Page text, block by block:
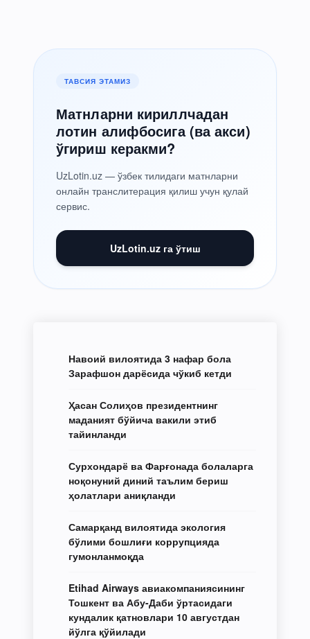
ТАВСИЯ ЭТАМИЗ
Матнларни кириллчадан
лотин алифбосига (ва акси)
ўгириш керакми?
UzLotin.uz — ўзбек тилидаги матнларни
онлайн транслитерация қилиш учун қулай
сервис.
UzLotin.uz га ўтиш
Навоий вилоятида 3 нафар бола
Зарафшон дарёсида чўкиб кетди
Ҳасан Солиҳов президентнинг
маданият бўйича вакили этиб
тайинланди
Сурхондарё ва Фарғонада болаларга
ноқонуний диний таълим бериш
ҳолатлари аниқланди
Самарқанд вилоятида экология
бўлими бошлиғи коррупцияда
гумонланмоқда
Etihad Airways авиакомпаниясининг
Тошкент ва Абу-Даби ўртасидаги
кундалик қатновлари 10 августдан
йўлга қўйилади